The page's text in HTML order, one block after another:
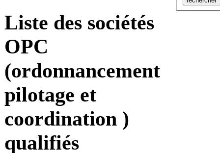
Liste des sociétés
OPC
(ordonnancement
pilotage et
coordination )
qualifiés